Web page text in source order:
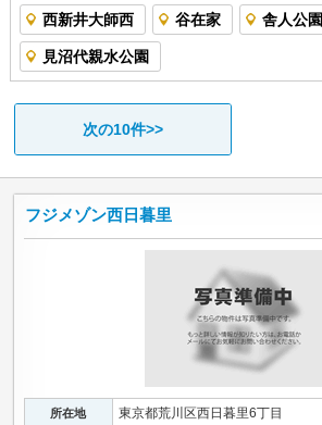
西新井大師西 谷在家 舎人公園
見沼代親水公園
次の10件>>
フジメゾン西日暮里
所在地 東京都荒川区西日暮里6丁目